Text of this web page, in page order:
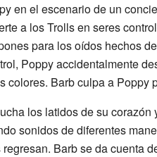
en el escenario de un
a los Trolls en seres
para los oídos hechos
Poppy accidentalmente
colores. Barb culpa a Poppy
los latidos de su
sonidos de diferentes
Barb se da cuenta